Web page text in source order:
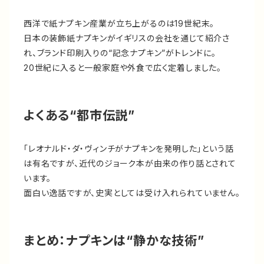
西洋で紙ナプキン産業が立ち上がるのは19世紀末。
日本の装飾紙ナプキンがイギリスの会社を通じて紹介さ
れ、ブランド印刷入りの“記念ナプキン”がトレンドに。
20世紀に入ると一般家庭や外食で広く定着しました。
よくある“都市伝説”
「レオナルド・ダ・ヴィンチがナプキンを発明した」という話
は有名ですが、近代のジョーク本が由来の作り話とされて
います。
面白い逸話ですが、史実としては受け入れられていません。
まとめ：ナプキンは“静かな技術”